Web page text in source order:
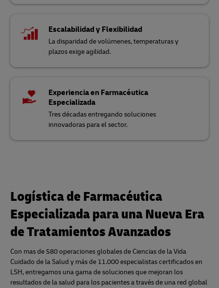
Escalabilidad y Flexibilidad
La disparidad de volúmenes, temperaturas y
plazos exige agilidad.
Experiencia en Farmacéutica
Especializada
Tres décadas entregando soluciones
innovadoras para el sector.
Logística de Farmacéutica
Especializada para una Nueva Era
de Tratamientos Avanzados
Con mas de 580 operaciones globales de Ciencias de la Vida
Cuidado de la Salud y más de 11.000 especialistas certificados en
LSH, entregamos una gama de soluciones que mejoran los
resultados de la salud para los pacientes a través de una red global